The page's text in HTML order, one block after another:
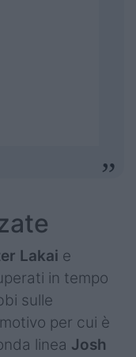
Lakai e
in tempo
sulle
per cui è
linea Josh